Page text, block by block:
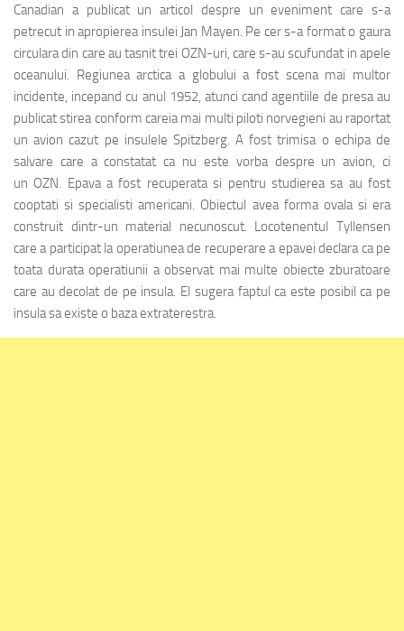
Canadian a publicat un articol despre un eveniment care s-a
petrecut in apropierea insulei Jan Mayen. Pe cer s-a format o gaura
circulara din care au tasnit trei OZN-uri, care s-au scufundat in apele
oceanului. Regiunea arctica a globului a fost scena mai multor
incidente, incepand cu anul 1952, atunci cand agentiile de presa au
publicat stirea conform careia mai multi piloti norvegieni au raportat
un avion cazut pe insulele Spitzberg. A fost trimisa o echipa de
salvare care a constatat ca nu este vorba despre un avion, ci
un OZN. Epava a fost recuperata si pentru studierea sa au fost
cooptati si specialisti americani. Obiectul avea forma ovala si era
construit dintr-un material necunoscut. Locotenentul Tyllensen
care a participat la operatiunea de recuperare a epavei declara ca pe
toata durata operatiunii a observat mai multe obiecte zburatoare
care au decolat de pe insula. El sugera faptul ca este posibil ca pe
insula sa existe o baza extraterestra.